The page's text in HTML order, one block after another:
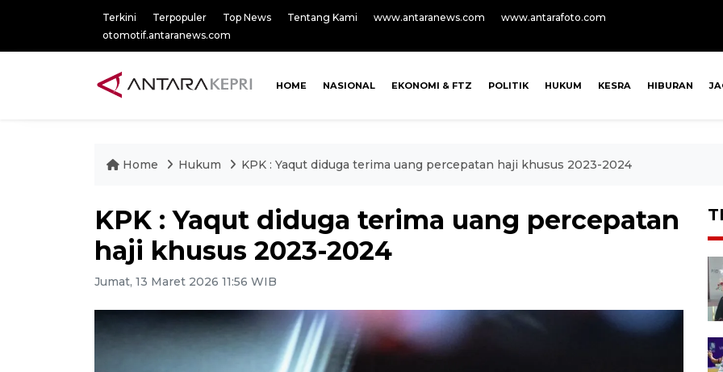
Terkini Terpopuler Top News Tentang Kami www.antaranews.com
www.antarafoto.com
otomotif.antaranews.com
HOME NASIONAL EKONOMI & FTZ POLITIK HUKUM KESRA HIBURAN
Home Hukum KPK : Yaqut diduga terima uang percepatan haji khusus 2023-2024
KPK : Yaqut diduga terima uang percepatan
haji khusus 2023-2024
Jumat, 13 Maret 2026 11:56 WIB